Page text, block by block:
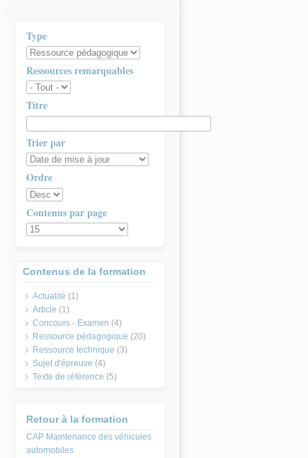
Type
Ressources remarquables
Titre
Trier par
Ordre
Contenus par page
Contenus de la formation
Actualité (1)
Article (1)
Concours - Examen (4)
Ressource pédagogique (20)
Ressource technique (3)
Sujet d'épreuve (4)
Texte de référence (5)
Retour à la formation
CAP Maintenance des véhicules
automobiles